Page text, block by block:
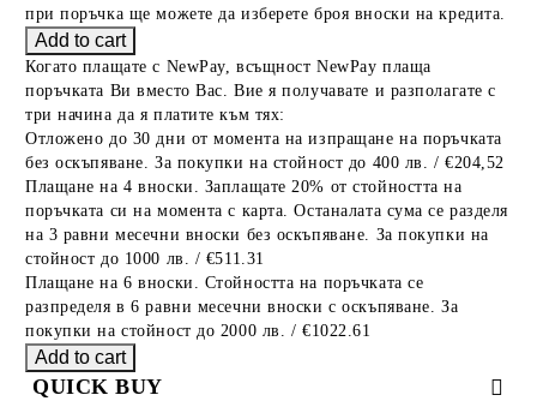
при поръчка ще можете да изберете броя вноски на кредита.
Когато плащате с NewPay, всъщност NewPay плаща
поръчката Ви вместо Вас. Вие я получавате и разполагате с
три начина да я платите към тях:
Отложено до 30 дни от момента на изпращане на поръчката
без оскъпяване. За покупки на стойност до 400 лв. / €204,52
Плащане на 4 вноски. Заплащате 20% от стойността на
поръчката си на момента с карта. Останалата сума се разделя
на 3 равни месечни вноски без оскъпяване. За покупки на
стойност до 1000 лв. / €511.31
Плащане на 6 вноски. Стойността на поръчката се
разпределя в 6 равни месечни вноски с оскъпяване. За
покупки на стойност до 2000 лв. / €1022.61
QUICK BUY